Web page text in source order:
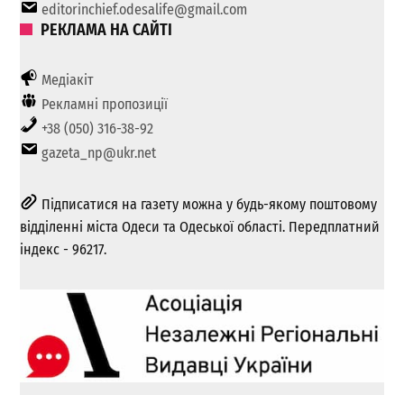
editorinchief.odesalife@gmail.com
РЕКЛАМА НА САЙТІ
Медіакіт
Рекламні пропозиції
+38 (050) 316-38-92
gazeta_np@ukr.net
Підписатися на газету можна у будь-якому поштовому
відділенні міста Одеси та Одеської області. Передплатний
індекс - 96217.